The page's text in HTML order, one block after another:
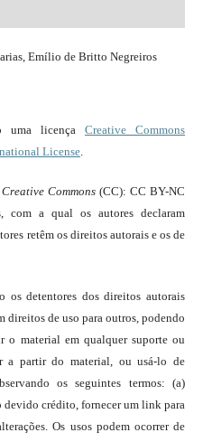
Emílio de Britto Negreiros
uma licençaCreative Commons
License.
Creative Commons(CC): CC BY-NC
com a qual os autores declaram
retêm os direitos autorais e os de
os detentores dos direitos autorais
direitos de uso para outros, podendo
o material em qualquer suporte ou
a partir do material, ou usá-lo de
os seguintes termos: (a)
crédito, fornecer um link para
Os usos podem ocorrer de